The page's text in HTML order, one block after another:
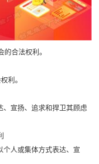
合法权利。
利。
宣扬、追求和捍卫其顾虑
人或集体方式表达、宣